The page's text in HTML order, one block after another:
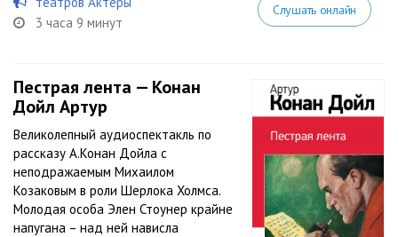
3 часа 9 минут
Слушать онлайн
Пестрая лента — Конан
Дойл Артур
Великолепный аудиоспектакль по
рассказу А.Конан Дойла с
неподражаемым Михаилом
Козаковым в роли Шерлока Холмса.
Молодая особа Элен Стоунер крайне
напугана – над ней нависла